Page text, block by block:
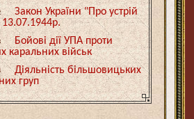
Закон України "Про устрій
13.07.1944р.
Бойові дії УПА проти
каральних військ
Діяльність більшовицьких
груп